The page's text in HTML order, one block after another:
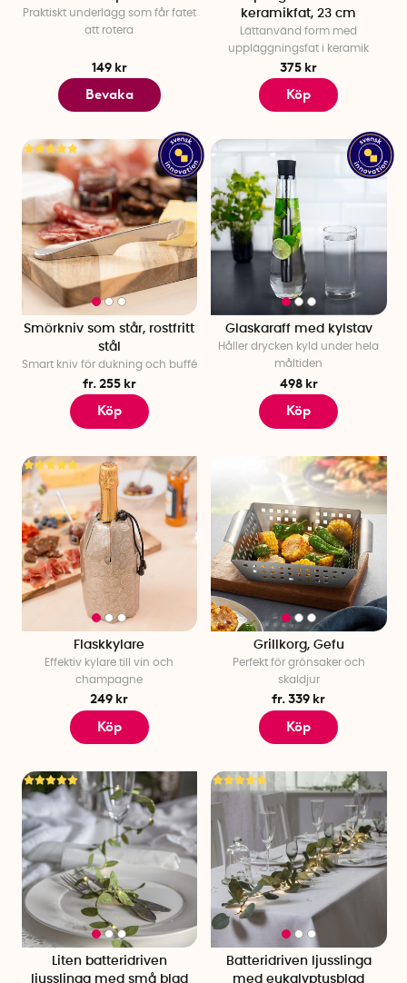
Praktiskt underlägg som får fatet
att rotera
149 kr
Bevaka
keramikfat, 23 cm
Lättanvänd form med
uppläggningsfat i keramik
375 kr
Köp
Smörkniv som står, rostfritt
stål
Smart kniv för dukning och buffé
fr. 255 kr
Köp
Glaskaraff med kylstav
Håller drycken kyld under hela
måltiden
498 kr
Köp
Flaskkylare
Effektiv kylare till vin och
champagne
249 kr
Köp
Grillkorg, Gefu
Perfekt för grönsaker och
skaldjur
fr. 339 kr
Köp
Liten batteridriven
ljusslinga med små blad
Batteridriven ljusslinga
med eukalyptusblad